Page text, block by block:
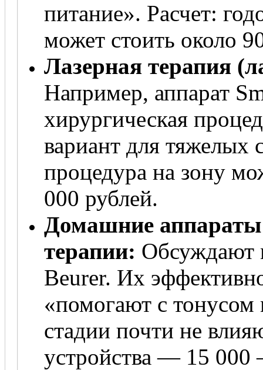
питание». Расчет:
может стоить около
Лазерная терапия
Например, аппарат
хирургическая
вариант для тяжелых
процедура на зону
000 рублей.
Домашние
терапии: Обсуждают
Beurer. Их
«помогают с
стадии почти не
устройства — 15